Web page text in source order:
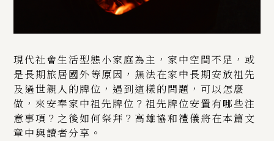
現代社會生活型態小家庭為主，家中空間不足，或
是長期旅居國外等原因，無法在家中長期安放祖先
及過世親人的牌位，遇到這樣的問題，可以怎麼
做，來安奉家中祖先牌位？祖先牌位安置有哪些注
意事項？之後如何祭拜？高雄協和禮儀將在本篇文
章中與讀者分享。